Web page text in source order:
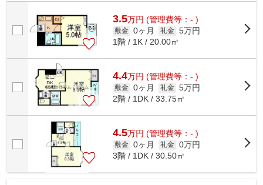
3.5万円 (管理費等：- )
敷金 0ヶ月 礼金 5万円
1階 / 1K / 20.00㎡
4.4万円 (管理費等：- )
敷金 0ヶ月 礼金 5万円
2階 / 1DK / 33.75㎡
4.5万円 (管理費等：- )
敷金 0ヶ月 礼金 0万円
3階 / 1DK / 30.50㎡